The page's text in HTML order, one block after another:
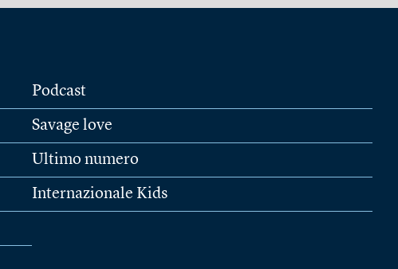
Podcast
Savage love
Ultimo numero
Internazionale Kids